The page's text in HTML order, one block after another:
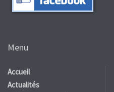
Menu
Accueil
Actualités